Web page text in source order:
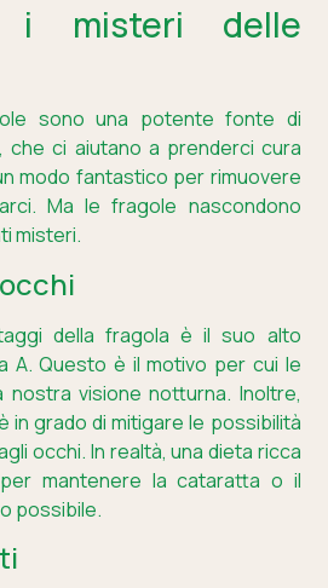
i misteri delle
sono una potente fonte di
che ci aiutano a prenderci cura
modo fantastico per rimuovere
Ma le fragole nascondono
misteri.
della fragola è il suo alto
A. Questo è il motivo per cui le
visione notturna. Inoltre,
grado di mitigare le possibilità
occhi. In realtà, una dieta ricca
mantenere la cataratta o il
possibile.